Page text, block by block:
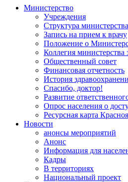
Министерство
Учреждения
Структура министерства
Запись на прием к врачу
Положение о
Коллегия министерства
Общественный совет
Финансовая отчетность
История
Спасибо, доктор!
Развитие
Опрос населения о
Ресурсная карта
Новости
анонсы мероприятий
Анонс
Информация для
Кадры
В территориях
Национальный проект